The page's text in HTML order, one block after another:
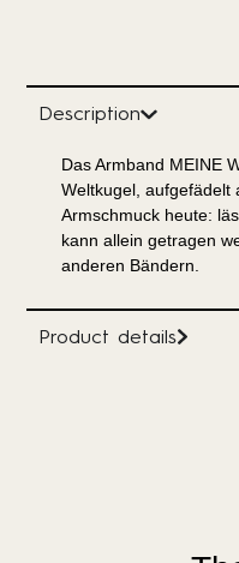
Description
Das Armband MEINE
Weltkugel, aufgefädelt
Armschmuck heute:
kann allein getragen
anderen Bändern.
Product details